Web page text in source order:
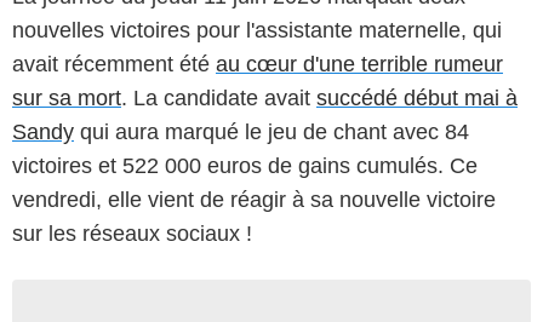
nouvelles victoires pour l'assistante maternelle, qui
avait récemment été au cœur d'une terrible rumeur
sur sa mort. La candidate avait succédé début mai à
Sandy qui aura marqué le jeu de chant avec 84
victoires et 522 000 euros de gains cumulés. Ce
vendredi, elle vient de réagir à sa nouvelle victoire
sur les réseaux sociaux !